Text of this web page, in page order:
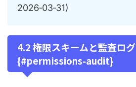
2026‑03‑31)
4.2 権限スキームと監査ログ
{#permissions-audit}